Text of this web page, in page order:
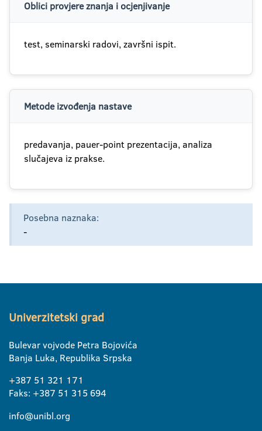
Oblici provjere znanja i ocjenjivanje
test, seminarski radovi, završni ispit.
Metode izvođenja nastave
predavanja, pauer-point prezentacija, analiza
slučajeva iz prakse.
Posebna naznaka:
-
Univerzitetski grad
Bulevar vojvode Petra Bojovića
Banja Luka, Republika Srpska
+387 51 321 171
Faks: +387 51 315 694
info@unibl.org